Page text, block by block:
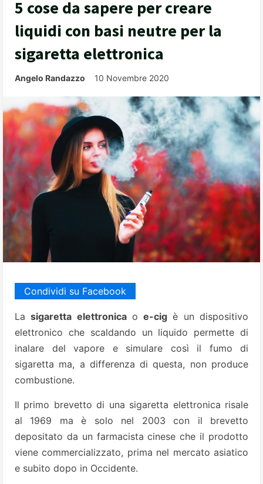
5 cose da sapere per creare
liquidi con basi neutre per la
sigaretta elettronica
Angelo Randazzo 10 Novembre 2020
Condividi su Facebook
Lasigaretta elettronicaoe-cig è un dispositivo
elettronico che scaldando un liquido permette di
inalare del vapore e simulare così il fumo di
sigaretta ma, a differenza di questa, non produce
combustione.
Il primo brevetto di una sigaretta elettronica risale
al 1969 ma è solo nel 2003 con il brevetto
depositato da un farmacista cinese che il prodotto
viene commercializzato, prima nel mercato asiatico
e subito dopo in Occidente.